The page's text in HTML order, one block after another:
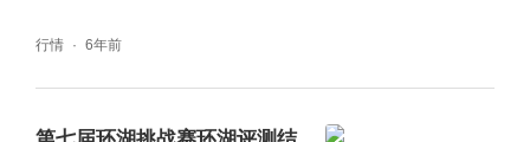
尺和验证平台，持续推动了我国新能源汽车产
行情 6年前